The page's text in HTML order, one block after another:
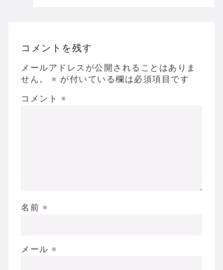
コメントを残す
メールアドレスが公開されることはありま
せん。
※ が付いている欄は必須項目です
コメント ※
名前 ※
メール ※